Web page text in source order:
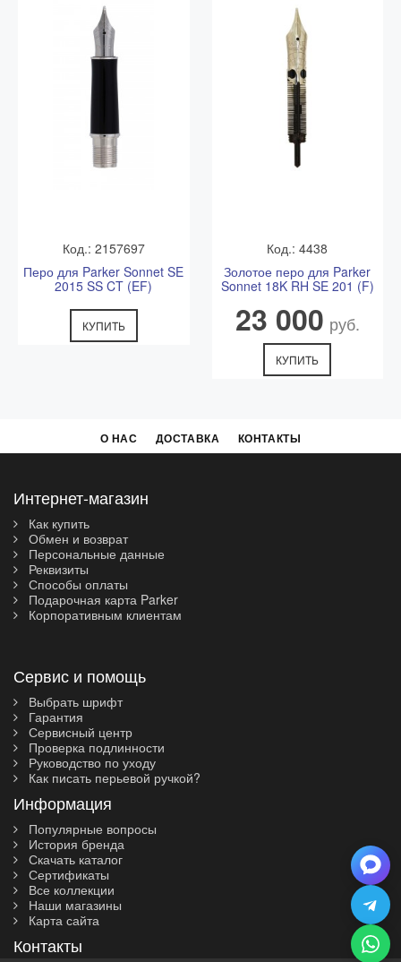
Код.: 2157697
Перо для Parker Sonnet SE
2015 SS CT (EF)
КУПИТЬ
Код.: 4438
Золотое перо для Parker
Sonnet 18K RH SE 201 (F)
23 000 руб.
КУПИТЬ
О НАС ДОСТАВКА КОНТАКТЫ
Интернет-магазин
Как купить
Обмен и возврат
Персональные данные
Реквизиты
Способы оплаты
Подарочная карта Parker
Корпоративным клиентам
Сервис и помощь
Выбрать шрифт
Гарантия
Сервисный центр
Проверка подлинности
Руководство по уходу
Как писать перьевой ручкой?
Информация
Популярные вопросы
История бренда
Скачать каталог
Сертификаты
Все коллекции
Наши магазины
Карта сайта
Контакты